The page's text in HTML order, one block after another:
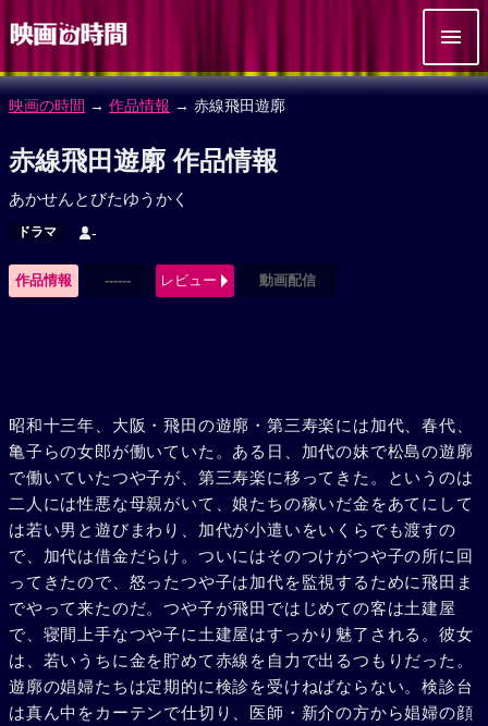
映画の時間 → 作品情報 → 赤線飛田遊廓
赤線飛田遊廓 作品情報
あかせんとびたゆうかく
ドラマ -
作品情報 ------ レビュー 動画配信
昭和十三年、大阪・飛田の遊廓・第三寿楽には加代、春代、
亀子らの女郎が働いていた。ある日、加代の妹で松島の遊廓
で働いていたつや子が、第三寿楽に移ってきた。というのは
二人には性悪な母親がいて、娘たちの稼いだ金をあてにして
は若い男と遊びまわり、加代が小遣いをいくらでも渡すの
で、加代は借金だらけ。ついにはそのつけがつや子の所に回
ってきたので、怒ったつや子は加代を監視するために飛田ま
でやって来たのだ。つや子が飛田ではじめての客は土建屋
で、寝間上手なつや子に土建屋はすっかり魅了される。彼女
は、若いうちに金を貯めて赤線を自力で出るつもりだった。
遊廓の娼婦たちは定期的に検診を受けねばならない。検診台
は真ん中をカーテンで仕切り、医師・新介の方から娼婦の顔